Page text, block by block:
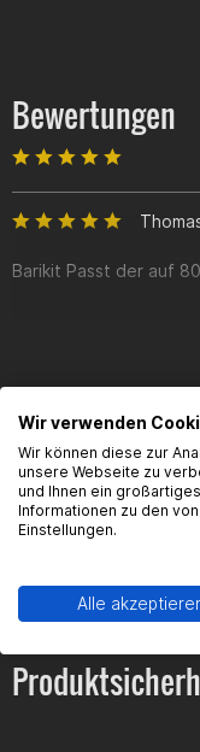
Bewertungen
Barikit Passt der auf
FAQ
Hier findest du die
Antworten zu diesem
Wir verwenden
Wir können diese zur
unsere Webseite zu
und Ihnen ein
Informationen zu den
Einstellungen.
Alle